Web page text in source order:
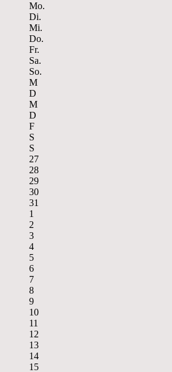
Mo.
Di.
Mi.
Do.
Fr.
Sa.
So.
M
D
M
D
F
S
S
27
28
29
30
31
1
2
3
4
5
6
7
8
9
10
11
12
13
14
15